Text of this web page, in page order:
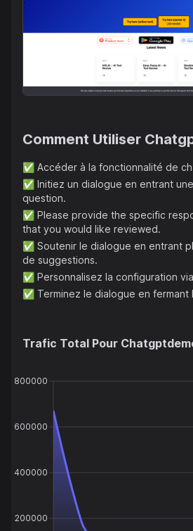
respectant la vie privée des
à rédiger des essais, mais peut ne
été créé pour améliorer les
préoccupations éthiques liées à l'IA.
Comment Utiliser
✅ Accéder à la fonctionnalité de
✅ Initiez un dialogue en entrant
question.
✅ Please provide the specific
that you would like reviewed.
✅ Soutenir le dialogue en entrant
de suggestions.
✅ Personnalisez la configuration
✅ Terminez le dialogue en
Trafic Total Pour
200000
400000
600000
800000